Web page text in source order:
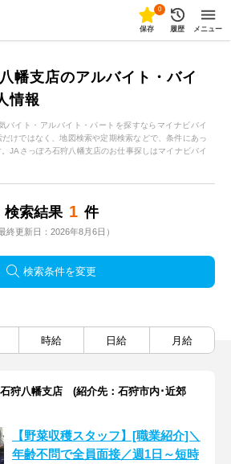
0
保存 履歴 メニュー
幡支店のアルバイト・バイ
情報
バイト・アルバイト・パートを探すならマイナビバイ
けではなく、地図検索や定期検索などで、条件にあっ
JAさっぽろ石狩八幡支店のお仕事探しはマイナビバイ
検索結果 1 件
終更新日：2026年8月6日）
検索条件を変更
時給 日給 月給
狩八幡支店 (紹介先：石狩市内･近郊
【野菜収穫スタッフ】[職業紹介]＼
年齢不問で全員面接／週1日～短時